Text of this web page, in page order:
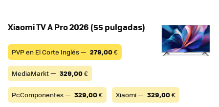
Xiaomi TV A Pro 2026 (55 pulgadas)
PVP en El Corte Inglés — 279,00€
MediaMarkt — 329,00€
PcComponentes — 329,00€ Xiaomi — 329,00€